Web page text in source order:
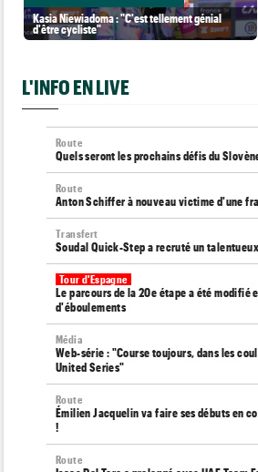
Kasia Niewiadoma : "C'est tellement génial
d'être cycliste"
L'INFO EN LIVE
Route
Quels seront les prochains défis du
Route
Anton Schiffer à nouveau victime d'une
Transfert
Soudal Quick-Step a recruté un
Tour d'Espagne
Le parcours de la 20e étape a été modifié
d'éboulements
Média
Web-série : "Course toujours, dans les
United Series"
Route
Émilien Jacquelin va faire ses débuts en
!
Route